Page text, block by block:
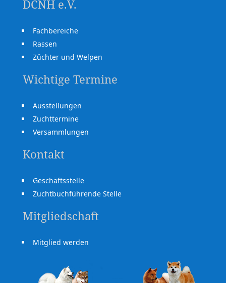
DCNH e.V.
Fachbereiche
Rassen
Züchter und Welpen
Wichtige Termine
Ausstellungen
Zuchttermine
Versammlungen
Kontakt
Geschäftsstelle
Zuchtbuchführende Stelle
Mitgliedschaft
Mitglied werden